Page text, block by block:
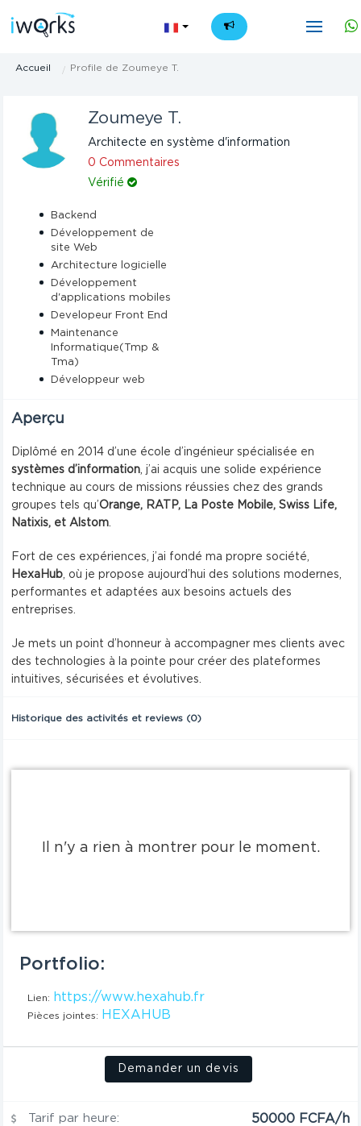
FR
Accueil Profile de Zoumeye T.
Zoumeye T.
Architecte en système d'information
0 Commentaires
Vérifié
Backend
Développement de
site Web
Architecture logicielle
Développement
d'applications mobiles
Developeur Front End
Maintenance
Informatique(Tmp &
Tma)
Développeur web
Aperçu
Diplômé en 2014 d’une école d’ingénieur spécialisée en
systèmes d’information, j’ai acquis une solide expérience
technique au cours de missions réussies chez des grands
groupes tels qu’Orange, RATP, La Poste Mobile, Swiss Life,
Natixis, et Alstom.
Fort de ces expériences, j’ai fondé ma propre société,
HexaHub, où je propose aujourd’hui des solutions modernes,
performantes et adaptées aux besoins actuels des
entreprises.
Je mets un point d’honneur à accompagner mes clients avec
des technologies à la pointe pour créer des plateformes
intuitives, sécurisées et évolutives.
Historique des activités et reviews (0)
Il n'y a rien à montrer pour le moment.
Portfolio:
Lien: https://www.hexahub.fr
Pièces jointes: HEXAHUB
Demander un devis
Tarif par heure: 50000 FCFA/h